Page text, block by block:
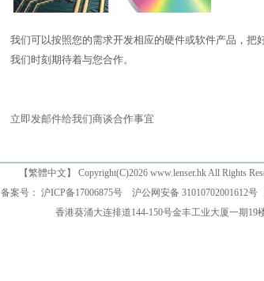
我们可以按照您的需求开发相应的硬件或软件产品，把
我们时刻期待着与您合作。
立即发邮件给我们商谈合作事宜
【繁體中文 】 Copyright(C)2026 www.lenser.hk All Rights
备案号： 沪ICP备17006875号
沪公网安备 31010702001612号
香港葵涌大连排道144-150号金丰工业大厦一期19